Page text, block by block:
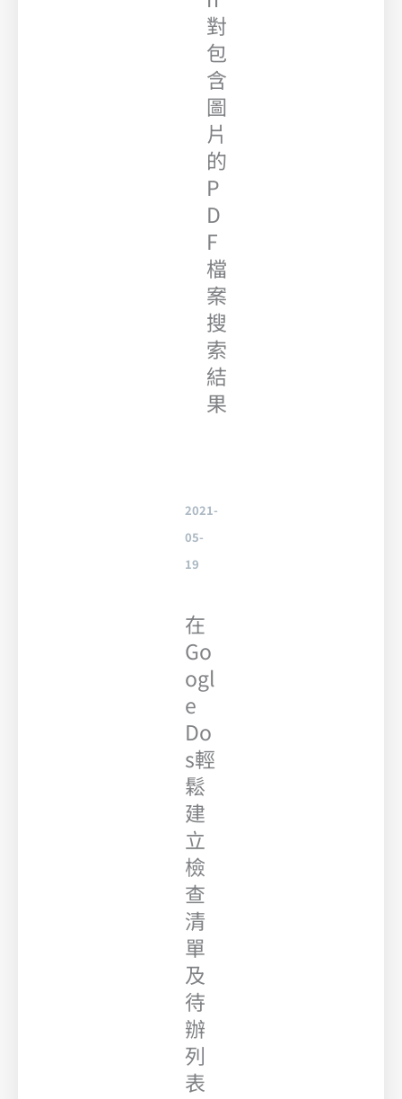
對
包
含
圖
片
的
P
D
F
檔
案
搜
索
結
果
2021-
05-
19
在
Go
ogl
e
Do
s輕
鬆
建
立
檢
查
清
單
及
待
辦
列
表